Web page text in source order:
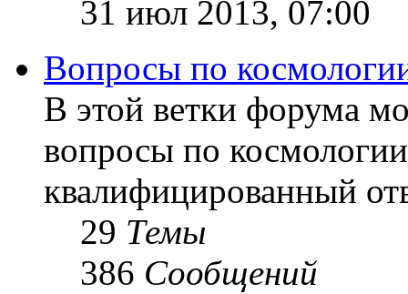
31 июл 2013, 07:00
Вопросы по
В этой ветки форума
вопросы по
квалифицированный
29 Темы
386 Сообщений